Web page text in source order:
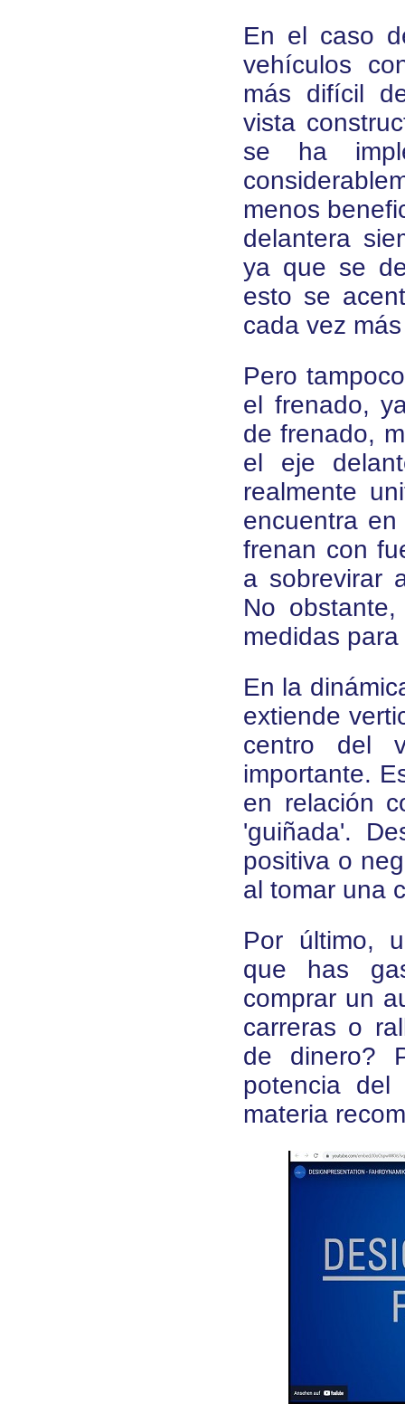
En el caso
vehículos
más difícil
vista
se ha
menos
delantera
ya que se
esto se
cada vez
Pero
el frenado,
de frenado,
el eje
realmente
encuentra
frenan con
a sobrevirar
No
medidas
En la
extiende
centro del
importante.
en relación
'guiñada'.
positiva o
al tomar una
Por último,
que has
comprar un
carreras o
de dinero?
potencia
materia